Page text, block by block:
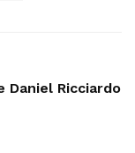
Daniel Ricciardo